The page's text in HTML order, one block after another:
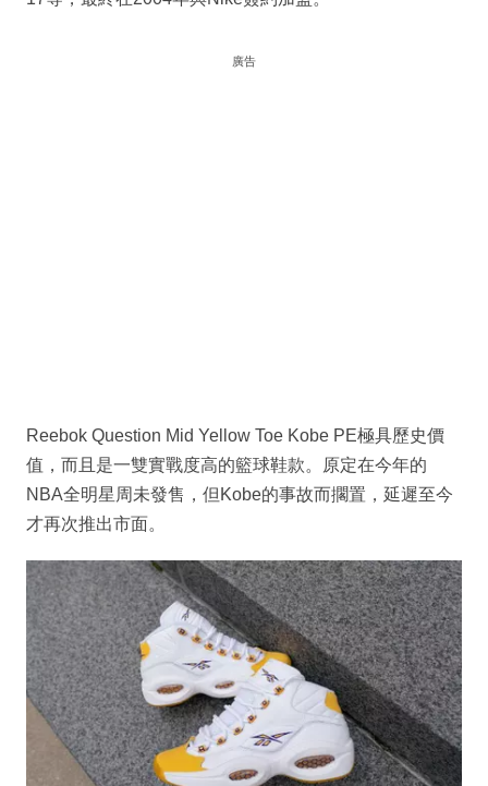
廣告
Reebok Question Mid Yellow Toe Kobe PE極具歷史價
值，而且是一雙實戰度高的籃球鞋款。原定在今年的
NBA全明星周未發售，但Kobe的事故而擱置，延遲至今
才再次推出市面。